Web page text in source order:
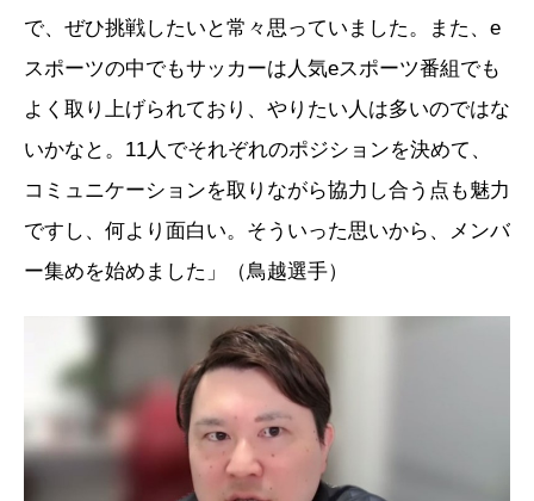
で、ぜひ挑戦したいと常々思っていました。また、e
スポーツの中でもサッカーは人気eスポーツ番組でも
よく取り上げられており、やりたい人は多いのではな
いかなと。11人でそれぞれのポジションを決めて、
コミュニケーションを取りながら協力し合う点も魅力
ですし、何より面白い。そういった思いから、メンバ
ー集めを始めました」（鳥越選手）